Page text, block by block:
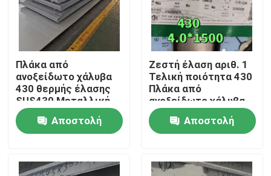
Σπίτι
Προϊόντα
Βίντεο
Πλάκα από
ανοξείδωτο χάλυβα
430 θερμής έλασης
SUS430 Μεταλλική
πλάκα
8*1500*6000mm με
επιφάνεια NO.1
Αποστολή
Ζεστή έλαση αριθ. 1
Τελική ποιότητα 430
Πλάκα από
ανοξείδωτο χάλυβα
3.0 - 10.0 mm SS 430
Πλάκα από την TISCO
Αποστολή